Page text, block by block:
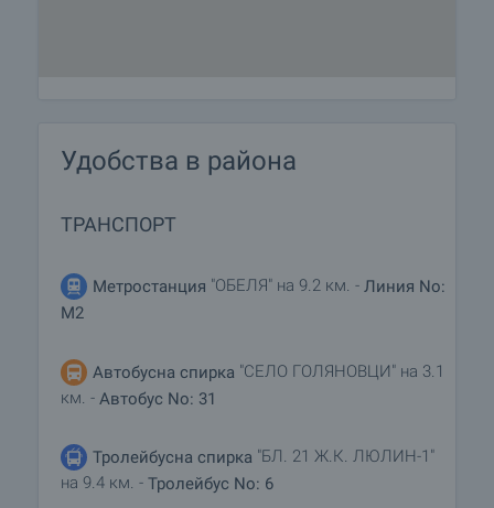
Удобства в района
ТРАНСПОРТ
Метростанция "ОБЕЛЯ" на 9.2 км. - Линия No:
M2
Автобусна спирка "СЕЛО ГОЛЯНОВЦИ" на 3.1
км. - Автобус No: 31
Тролейбусна спирка "БЛ. 21 Ж.К. ЛЮЛИН-1"
на 9.4 км. - Тролейбус No: 6